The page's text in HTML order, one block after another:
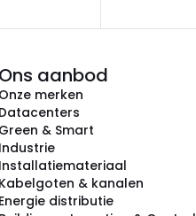
Ons aanbod
Onze merken
Datacenters
Green & Smart
Industrie
Installatiemateriaal
Kabelgoten & kanalen
Energie distributie